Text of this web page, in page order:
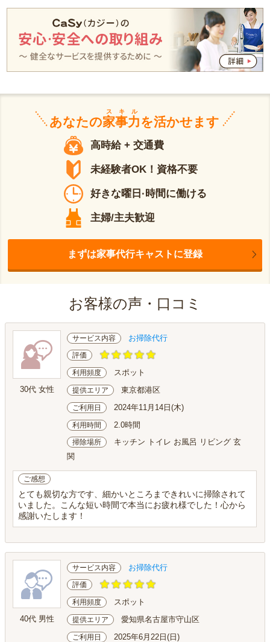
あなたの家事力
スキル
を活かせます
高時給 + 交通費
未経験者OK！資格不要
好きな曜日·時間に働ける
主婦/主夫歓迎
まずは家事代行キャストに登録
お客様の声・口コミ
30代 女性
サービス内容 お掃除代行
評価
利用頻度 スポット
提供エリア 東京都港区
ご利用日 2024年11月14日(木)
利用時間 2.0時間
掃除場所
キッチン トイレ お風呂 リビング 玄
関
ご感想
とても親切な方です、細かいところまできれいに掃除されて
いました。こんな短い時間で本当にお疲れ様でした！心から
感謝いたします！
40代 男性
サービス内容 お掃除代行
評価
利用頻度 スポット
提供エリア 愛知県名古屋市守山区
ご利用日 2025年6月22日(日)